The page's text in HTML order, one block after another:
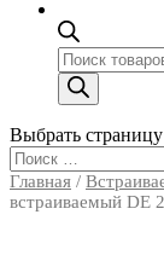
Поиск
товаров
Выбрать страницу
Главная /
встраиваемый DE